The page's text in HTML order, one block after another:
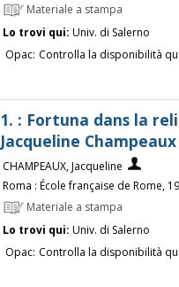
Materiale a stampa
Lo trovi qui: Univ. di Salerno
Opac: Controlla la disponibilità
1. : Fortuna dans la
Jacqueline Champeaux
CHAMPEAUX, Jacqueline
Roma : École française de Rome,
Materiale a stampa
Lo trovi qui: Univ. di Salerno
Opac: Controlla la disponibilità